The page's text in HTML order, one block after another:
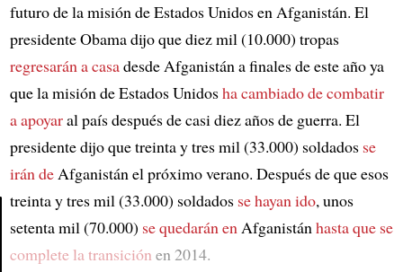
Article
futuro de la misión de Estados Unidos en Afganistán. El
presidente Obama dijo que diez mil (10.000) tropas
regresarán a casadesde Afganistán a finales de este año ya
que la misión de Estados Unidosha cambiado decombatir
a apoyaral país después de casi diez años de guerra. El
presidente dijo que treinta y tres mil (33.000) soldados se
irán deAfganistán el próximo verano. Después de que esos
treinta y tres mil (33.000) soldados se hayan ido, unos
setenta mil (70.000) se quedarán enAfganistánhasta que se
complete la transición en 2014.